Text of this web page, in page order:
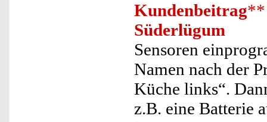
Kundenbeitrag**
Süderlügum
Sensoren
Namen nach der
Küche links“.
z.B. eine Batterie